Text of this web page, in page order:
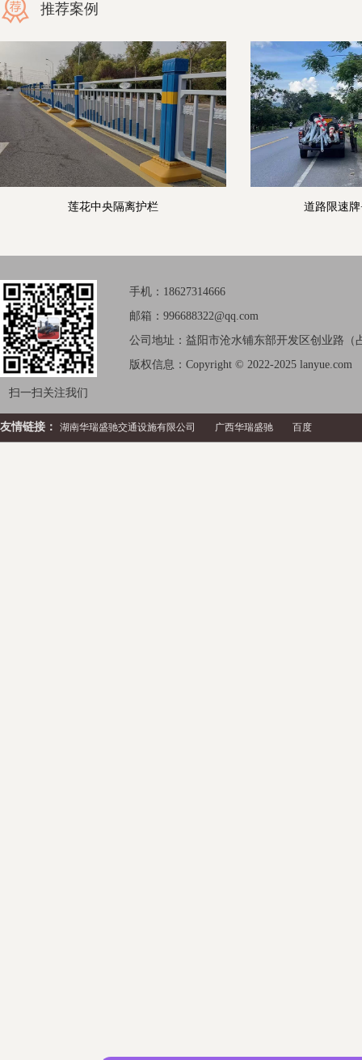
推荐案例
莲花中央隔离护栏 道路限速
扫一扫关注我们
手机：18627314666
邮箱：996688322@qq.com
公司地址：益阳市沧水铺东部开发区创业路（
版权信息：Copyright © 2022-2025 lanyue.com
友情链接： 湖南华瑞盛驰交通设施有限公司 广西华瑞盛驰 百度